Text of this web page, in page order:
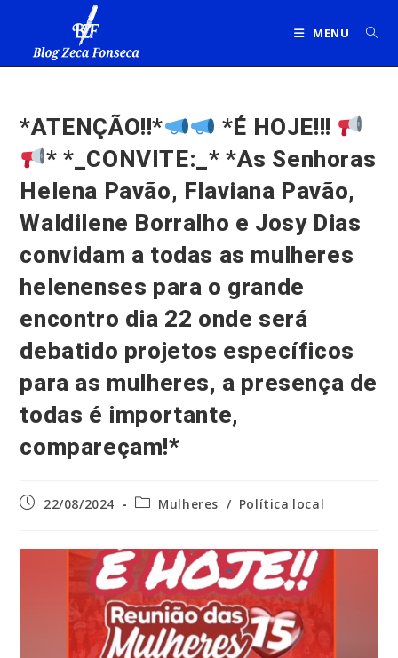
MENU
*ATENÇÃO!!*
*É HOJE!!!
* *_CONVITE:_* *As Senhoras
Helena Pavão, Flaviana Pavão,
Waldilene Borralho e Josy Dias
convidam a todas as mulheres
helenenses para o grande
encontro dia 22 onde será
debatido projetos específicos
para as mulheres, a presença de
todas é importante,
compareçam!*
Post22/08/2024
Categoria
Mulheres / Política local